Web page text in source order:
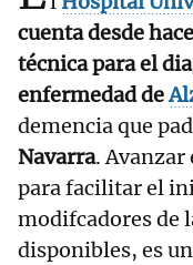
cuenta desde
técnica para el
enfermedad de
demencia que
Navarra. Avanzar
para facilitar el
modifcadores de
disponibles, es